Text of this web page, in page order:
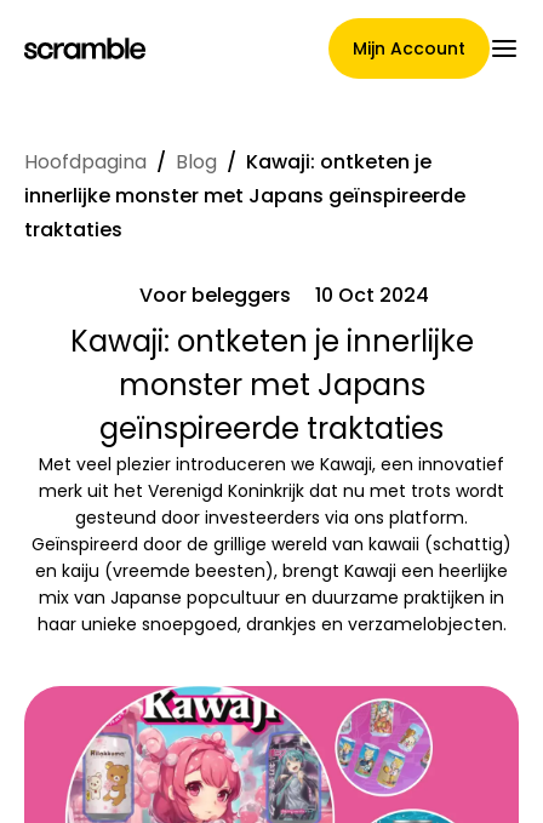
Mijn Account
Hoofdpagina
Voorwaarden voor
claimtoewijzing
Merken Galerij
Merkselectie
Rekenmachines
Rondegeschiedenis
Hoofdpagina / Blog / Kawaji: ontketen je
innerlijke monster met Japans geïnspireerde
traktaties
Voor beleggers 10 Oct 2024
Kawaji: ontketen je innerlijke
monster met Japans
geïnspireerde traktaties
Met veel plezier introduceren we Kawaji, een innovatief
merk uit het Verenigd Koninkrijk dat nu met trots wordt
gesteund door investeerders via ons platform.
Geïnspireerd door de grillige wereld van kawaii (schattig)
en kaiju (vreemde beesten), brengt Kawaji een heerlijke
mix van Japanse popcultuur en duurzame praktijken in
haar unieke snoepgoed, drankjes en verzamelobjecten.